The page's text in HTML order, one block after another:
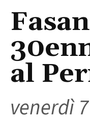
al
venerdì